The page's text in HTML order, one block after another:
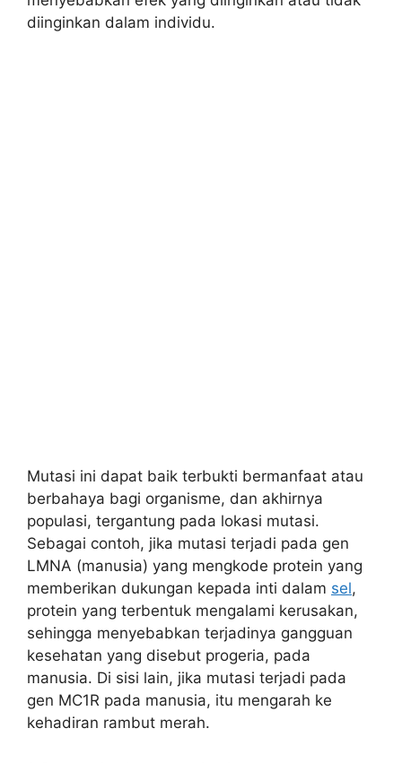
diinginkan dalam individu.
Mutasi ini dapat baik terbukti bermanfaat atau
berbahaya bagi organisme, dan akhirnya
populasi, tergantung pada lokasi mutasi.
Sebagai contoh, jika mutasi terjadi pada gen
LMNA (manusia) yang mengkode protein yang
memberikan dukungan kepada inti dalam sel,
protein yang terbentuk mengalami kerusakan,
sehingga menyebabkan terjadinya gangguan
kesehatan yang disebut progeria, pada
manusia. Di sisi lain, jika mutasi terjadi pada
gen MC1R pada manusia, itu mengarah ke
kehadiran rambut merah.